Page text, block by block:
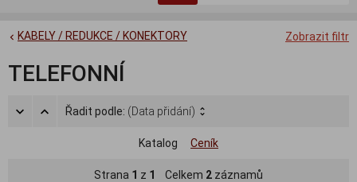
Zobrazit filtr
KABELY / REDUKCE / KONEKTORY
TELEFONNÍ
Řadit podle: (Data přidání)
Katalog Ceník
Strana 1 z 1 Celkem 2 záznamů